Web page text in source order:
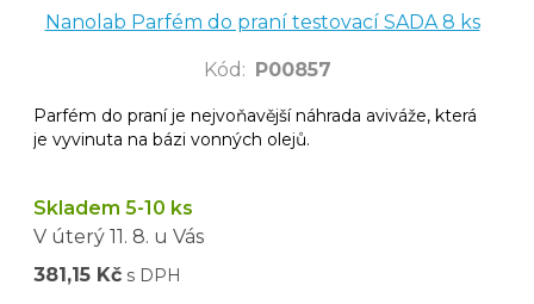
Nanolab Parfém do praní testovací SADA 8 ks
Kód : P00857
Parfém do praní je nejvoňavější náhrada aviváže, která
je vyvinuta na bázi vonných olejů.
Skladem 5-10 ks
V úterý 11. 8. u Vás
381,15 Kč s DPH